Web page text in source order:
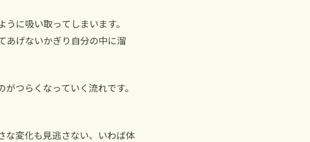
に吸い取ってしまいます。
あげないかぎり自分の中に溜
つらくなっていく流れです。
な変化も見逃さない、いわば体